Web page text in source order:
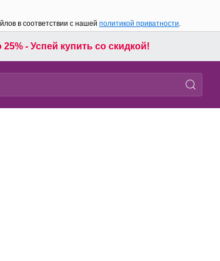
в соответствии с нашей политикой приватности.
- Успей купить со скидкой!